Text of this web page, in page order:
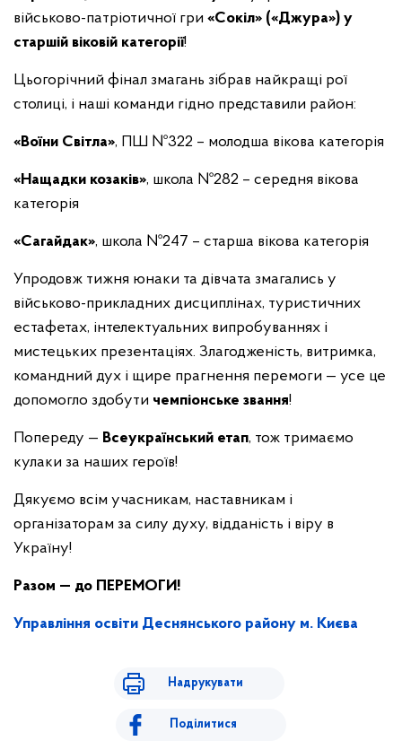
військово-патріотичної гри «Сокіл» («Джура») у
старшій віковій категорії!
Цьогорічний фінал змагань зібрав найкращі рої
столиці, і наші команди гідно представили район:
«Воїни Світла», ПШ №322 – молодша вікова категорія
«Нащадки козаків», школа №282 – середня вікова
категорія
«Сагайдак», школа №247 – старша вікова категорія
Упродовж тижня юнаки та дівчата змагались у
військово-прикладних дисциплінах, туристичних
естафетах, інтелектуальних випробуваннях і
мистецьких презентаціях. Злагодженість, витримка,
командний дух і щире прагнення перемоги — усе це
допомогло здобути чемпіонське звання!
Попереду — Всеукраїнський етап, тож тримаємо
кулаки за наших героїв!
Дякуємо всім учасникам, наставникам і
організаторам за силу духу, відданість і віру в
Україну!
Разом — до ПЕРЕМОГИ!
Управління освіти Деснянського району м. Києва
Надрукувати
Поділитися